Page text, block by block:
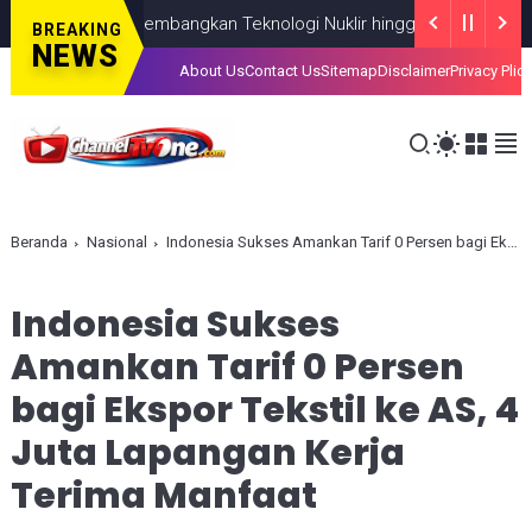
BREAKING
NEWS
Fokus Kembangkan Teknologi Nuklir hingga AI NASIONAL
About UsContact UsSitemapDisclaimerPrivacy Plice
Beranda Nasional Indonesia Sukses Amankan Tarif 0 Persen bagi Ekspor Tekstil ke AS, 4 Juta Lapangan Kerja Terima Manfaat
Indonesia Sukses
Amankan Tarif 0 Persen
bagi Ekspor Tekstil ke AS, 4
Juta Lapangan Kerja
Terima Manfaat